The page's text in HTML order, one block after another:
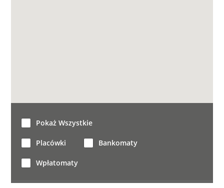
Pokaż Wszystkie
Placówki Bankomaty
Wpłatomaty